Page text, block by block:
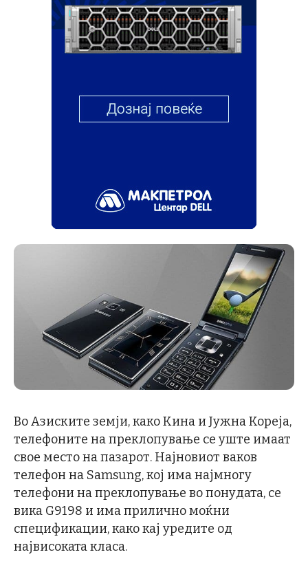
Во Азиските земји, како Кина и Јужна Кореја,
телефоните на преклопување се уште имаат
свое место на пазарот. Најновиот ваков
телефон на Samsung, кој има најмногу
телефони на преклопување во понудата, се
вика G9198 и има прилично моќни
спецификации, како кај уредите од
највисоката класа.